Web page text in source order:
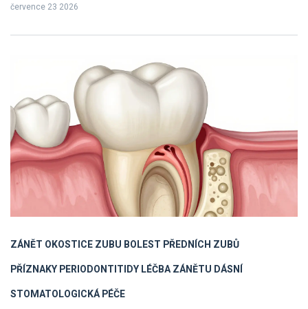
července 23 2026
ZÁNĚT OKOSTICE ZUBU BOLEST PŘEDNÍCH ZUBŮ
PŘÍZNAKY PERIODONTITIDYLÉČBA ZÁNĚTU DÁSNÍ
STOMATOLOGICKÁ PÉČE